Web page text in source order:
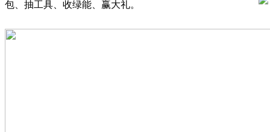
包、抽工具、收绿能、赢大礼。